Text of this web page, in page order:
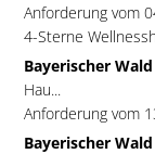
Anforderung vom
4-Sterne
Bayerischer
Hau...
Anforderung vom
Bayerischer